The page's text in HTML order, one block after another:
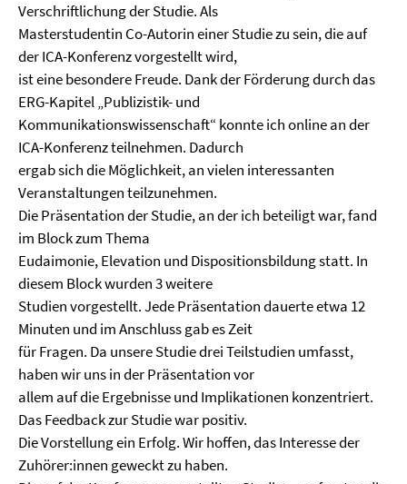
Verschriftlichung der Studie. Als
Masterstudentin Co-Autorin einer Studie zu sein, die auf
der ICA-Konferenz vorgestellt wird,
ist eine besondere Freude. Dank der Förderung durch das
ERG-Kapitel „Publizistik- und
Kommunikationswissenschaft“ konnte ich online an der
ICA-Konferenz teilnehmen. Dadurch
ergab sich die Möglichkeit, an vielen interessanten
Veranstaltungen teilzunehmen.
Die Präsentation der Studie, an der ich beteiligt war, fand
im Block zum Thema
Eudaimonie, Elevation und Dispositionsbildung statt. In
diesem Block wurden 3 weitere
Studien vorgestellt. Jede Präsentation dauerte etwa 12
Minuten und im Anschluss gab es Zeit
für Fragen. Da unsere Studie drei Teilstudien umfasst,
haben wir uns in der Präsentation vor
allem auf die Ergebnisse und Implikationen konzentriert.
Das Feedback zur Studie war positiv.
Die Vorstellung ein Erfolg. Wir hoffen, das Interesse der
Zuhörer:innen geweckt zu haben.